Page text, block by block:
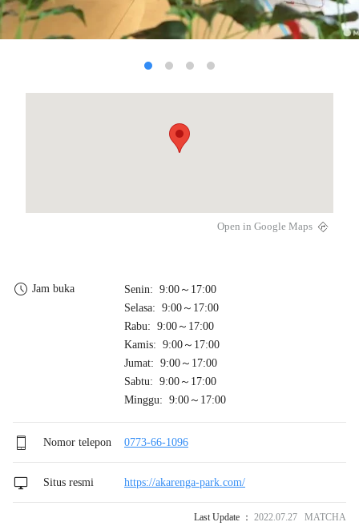
Open in Google Maps
Jam buka
Senin: 9:00～17:00
Selasa: 9:00～17:00
Rabu: 9:00～17:00
Kamis: 9:00～17:00
Jumat: 9:00～17:00
Sabtu: 9:00～17:00
Minggu: 9:00～17:00
Nomor telepon 0773-66-1096
Situs resmi https://akarenga-park.com/
Last Update ： 2022.07.27 MATCHA